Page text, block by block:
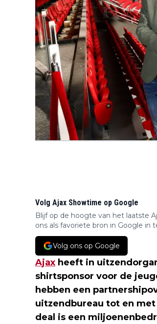
Volg Ajax Showtime op Google
Blijf op de hoogte van het laatste
ons als favoriete bron in Google in
Volg ons op Google
Ajax heeft in
shirtsponsor voor de
hebben een
uitzendbureau tot en
deal is een